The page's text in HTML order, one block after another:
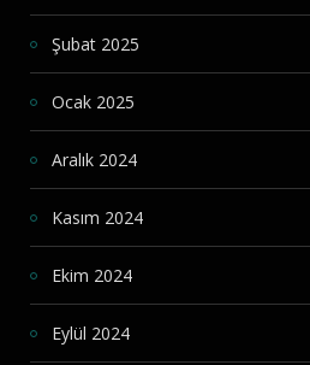
Şubat 2025
Ocak 2025
Aralık 2024
Kasım 2024
Ekim 2024
Eylül 2024